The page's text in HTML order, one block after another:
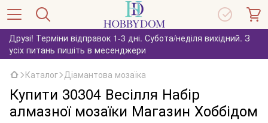
Друзі! Терміни відправок 1-3 дні. Субота/неділя вихідний. З
усіх питань пишіть в месенджери
Каталог Діамантова мозаїка
Купити 30304 Весілля Набір
алмазної мозаїки Магазин Хоббідом